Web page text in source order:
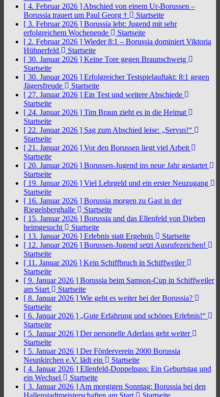
[ 4. Februar 2026 ] Abschied von einem Ur-Borussen –
Borussia trauert um Paul Georg †
Startseite
[ 3. Februar 2026 ] Borussia lebt: Jugend mit sehr
erfolgreichem Wochenende
Startseite
[ 2. Februar 2026 ] Wieder 8:1 – Borussia dominiert Viktoria
Hühnerfeld
Startseite
[ 30. Januar 2026 ] Keine Tore gegen Braunschweig
Startseite
[ 30. Januar 2026 ] Erfolgreicher Testspielauftakt: 8:1 gegen
Jägersfreude
Startseite
[ 27. Januar 2026 ] Ein Test und weitere Abschiede
Startseite
[ 24. Januar 2026 ] Tim Braun zieht es in die Heimat
Startseite
[ 22. Januar 2026 ] Sag zum Abschied leise: „Servus!“
Startseite
[ 21. Januar 2026 ] Vor den Borussen liegt viel Arbeit
Startseite
[ 20. Januar 2026 ] Borussen-Jugend ins neue Jahr gestartet
Startseite
[ 19. Januar 2026 ] Viel Lehrgeld und ein erster Neuzugang
Startseite
[ 16. Januar 2026 ] Borussia morgen zu Gast in der
Riegelsberghalle
Startseite
[ 15. Januar 2026 ] Borussia und das Ellenfeld von Dieben
heimgesucht
Startseite
[ 13. Januar 2026 ] Erlebnis statt Ergebnis
Startseite
[ 12. Januar 2026 ] Borussen-Jugend setzt Ausrufezeichen!
Startseite
[ 11. Januar 2026 ] Kein Schiffbruch in Schiffweiler
Startseite
[ 9. Januar 2026 ] Borussia beim Samson-Cup in Schiffweiler
am Start
Startseite
[ 8. Januar 2026 ] Wie geht es weiter bei der Borussia?
Startseite
[ 6. Januar 2026 ] „Gute Erfahrung und schönes Erlebnis!“
Startseite
[ 5. Januar 2026 ] Der personelle Aderlass geht weiter
Startseite
[ 5. Januar 2026 ] Der Förderverein 2000 Borussia
Neunkirchen e.V. lädt ein
Startseite
[ 4. Januar 2026 ] Ellenfeld-Doppelpass: Ein Geburtstag und
ein Wechsel
Startseite
[ 3. Januar 2026 ] Am morgigen Sonntag: Borussia bei den
Hallenstadtmeisterschaften am Start
Startseite